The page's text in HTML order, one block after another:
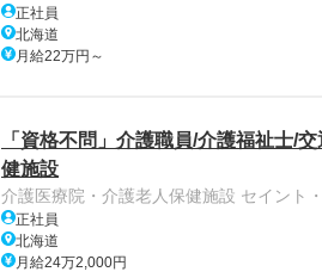
正社員
北海道
月給22万円～
「資格不問」介護職員/介護福祉士/
健施設
介護医療院・介護老人保健施設 セイント
正社員
北海道
月給24万2,000円